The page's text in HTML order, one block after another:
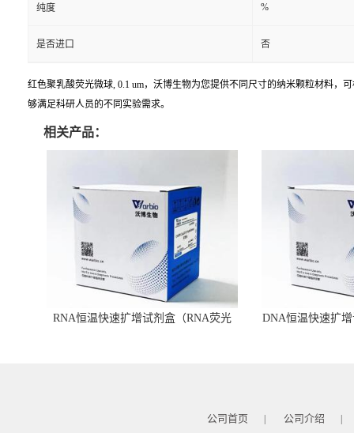
纯度 %
是否进口 否
红色聚乳酸荧光微球, 0.1 um，沃博生物为您提供不同尺寸的纳米颗粒材料
够满足科研人员的不同实验需求。
相关产品：
RNA恒温快速扩增试剂盒（RNA荧光
DNA恒温快速扩
公司首页 | 公司介绍 |